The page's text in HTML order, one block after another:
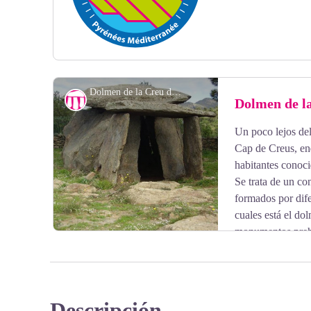
View picture in full screen
Dolmen de la Creu d'en Cobertella - elcoste
Dolmen de
Un poco lejos
Cap de Creus,
habitantes
Se trata de un
formados por
cuales está el
monumentos